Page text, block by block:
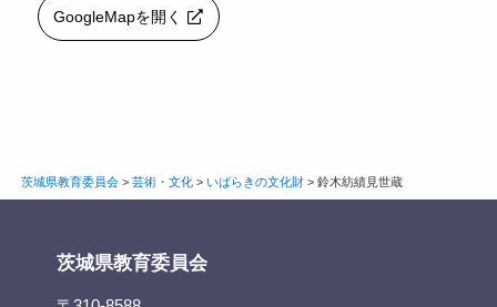
GoogleMapを開く
茨城県教育委員会> 芸術・文化> いばらきの文化財> 鈴木紡績見世蔵
茨城県教育委員会